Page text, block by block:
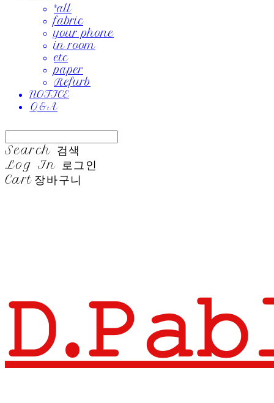
*all
fabric
your phone
in room
etc
paper
Refurb
NOTICE
Q&A
Search 검색
Log In 로그인
Cart 장바구니